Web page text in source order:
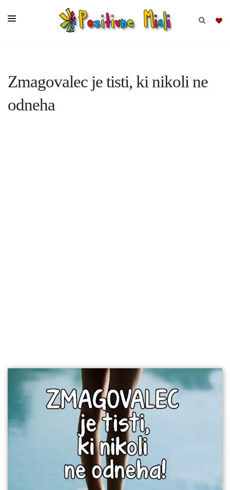
SKUPINE
MISLI
Zmagovalec je tisti, ki nikoli ne
odneha